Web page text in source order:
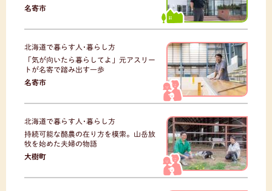
名寄市
北海道で暮らす人･暮らし方
「気が向いたら暮らしてよ」元アスリー
トが名寄で踏み出す一歩
名寄市
北海道で暮らす人･暮らし方
持続可能な酪農の在り方を模索。山岳放
牧を始めた夫婦の物語
大樹町